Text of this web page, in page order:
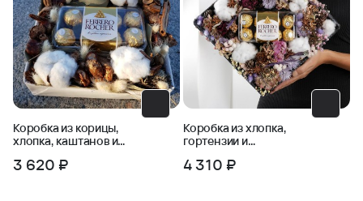
Коробка из корицы,
хлопка, каштанов и
3 620 ₽
Коробка из хлопка,
гортензии и
конфетами Ферреро
4 310 ₽